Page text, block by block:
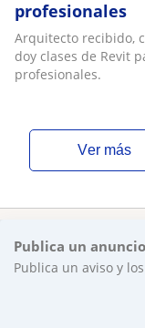
profesionales
Arquitecto recibido,
doy clases de Revit
profesionales.
ver más
Publica un anuncio
Publica un aviso y